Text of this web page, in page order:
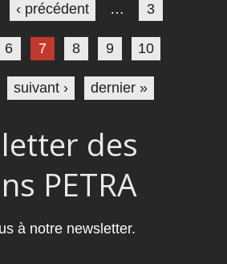
‹ précédent … 3
6 7 8 9 10
suivant › dernier »
des
PETRA
à notre newsletter.